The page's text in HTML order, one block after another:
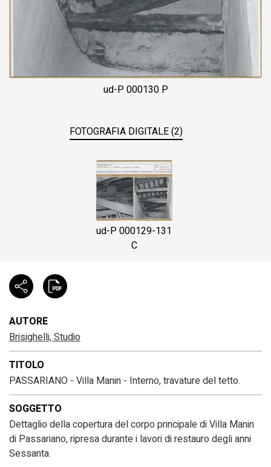
ud-P 000130 P
FOTOGRAFIA DIGITALE (2)
ud-P 000129-131
C
AUTORE
Brisighelli, Studio
TITOLO
PASSARIANO - Villa Manin - Interno, travature del tetto.
SOGGETTO
Dettaglio della copertura del corpo principale di Villa Manin
di Passariano, ripresa durante i lavori di restauro degli anni
Sessanta.